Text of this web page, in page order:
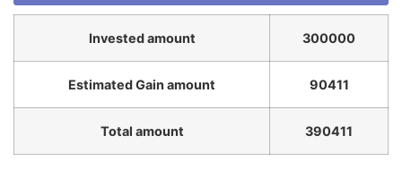
Invested amount 300000
Estimated Gain amount 90411
Total amount 390411